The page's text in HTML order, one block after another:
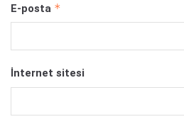
E-posta *
İnternet sitesi